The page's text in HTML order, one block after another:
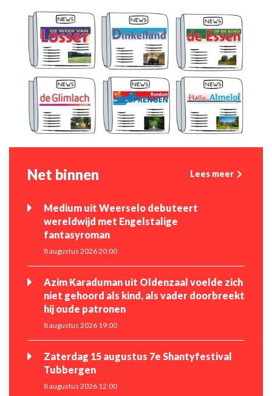
Net binnen Lees meer
Medium uit Weerselo debuteert
wereldwijd met Engelstalige
fantasyroman
8 augustus 2026 20:00
Azim Karaduman uit Oldenzaal voelde zich
niet gehoord als kind, als vader doorbreekt
hij oude patronen
8 augustus 2026 19:00
Zaterdag 15 augustus 7e Shantyfestival
Tubbergen
8 augustus 2026 12:00